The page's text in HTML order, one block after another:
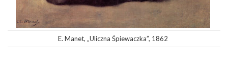
E. Manet, „Uliczna Śpiewaczka”, 1862